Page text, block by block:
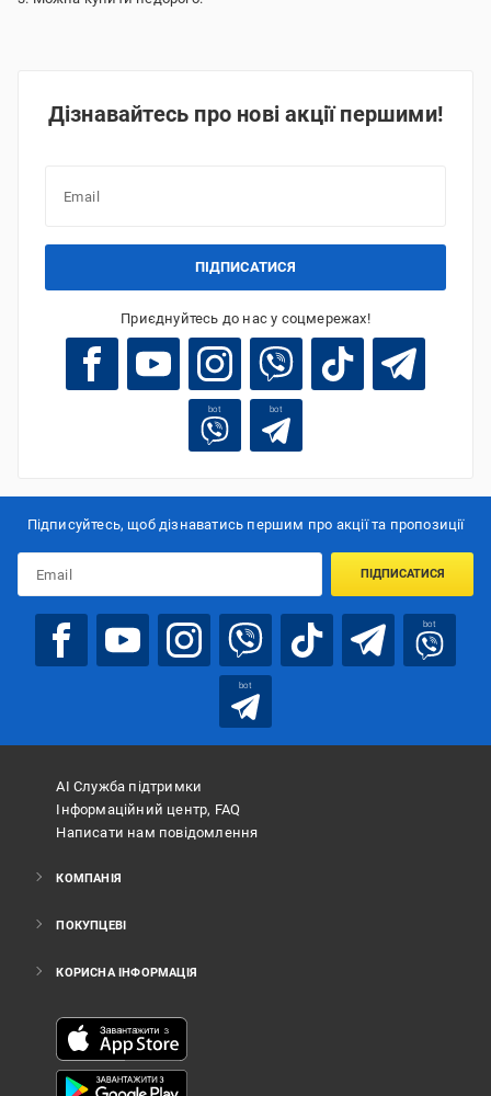
Дізнавайтесь про нові акції першими!
ПІДПИСАТИСЯ
Приєднуйтесь до нас у соцмережах!
bot bot
Підписуйтесь, щоб дізнаватись першим про акції та пропозиції
ПІДПИСАТИСЯ
bot
bot
АІ Служба підтримки
Інформаційний центр, FAQ
Написати нам повідомлення
КОМПАНІЯ
ПОКУПЦЕВІ
КОРИСНА ІНФОРМАЦІЯ